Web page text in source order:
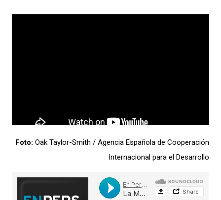
Foto: Oak Taylor-Smith / Agencia Española de Cooperación
Internacional para el Desarrollo